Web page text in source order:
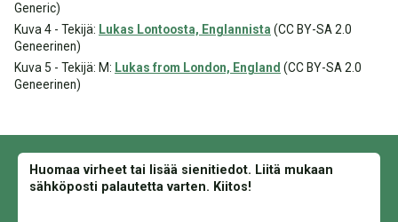
Generic)
Kuva 4 - Tekijä: Lukas Lontoosta, Englannista (CC BY-SA 2.0
Geneerinen)
Kuva 5 - Tekijä: M: Lukas from London, England (CC BY-SA 2.0
Geneerinen)